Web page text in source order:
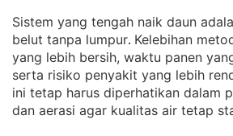
Sistem yang tengah naik daun
belut tanpa lumpur. Kelebihan
yang lebih bersih, waktu panen
serta risiko penyakit yang lebih
ini tetap harus diperhatikan dalam
dan aerasi agar kualitas air tetap